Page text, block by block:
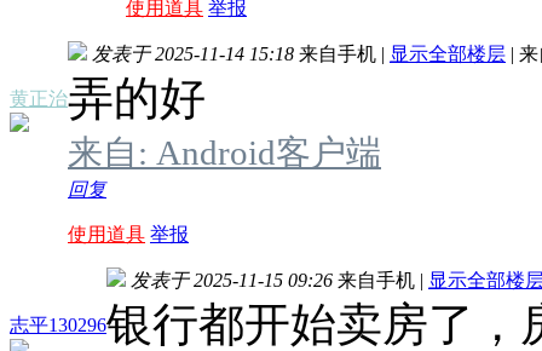
使用道具 举报
黄正治
发表于 2025-11-14 15:18 来自手机 | 显示全部楼层 | 来
弄的好
来自: Android客户端
回复
使用道具 举报
志平130296
发表于 2025-11-15 09:26 来自手机 | 显示全部楼
银行都开始卖房了，